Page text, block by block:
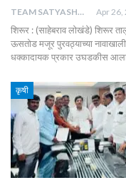
TEAM SATYASHODH Apr 26,
शिरूर : (साहेबराव लोखंडे) शिरूर
ऊसतोड मजूर पुरवठ्याच्या
धक्कादायक प्रकार उघडकीस आला
कृषी